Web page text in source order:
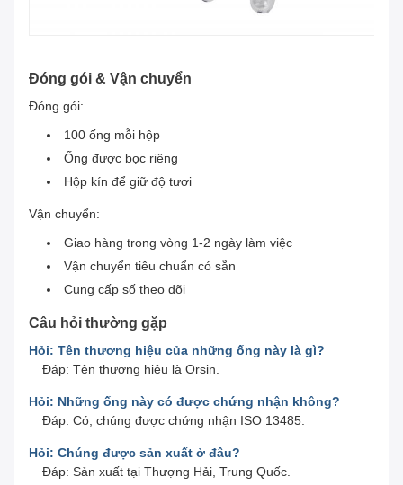
Đóng gói & Vận chuyển
Đóng gói:
100 ống mỗi hộp
Ống được bọc riêng
Hộp kín để giữ độ tươi
Vận chuyển:
Giao hàng trong vòng 1-2 ngày làm việc
Vận chuyển tiêu chuẩn có sẵn
Cung cấp số theo dõi
Câu hỏi thường gặp
Hỏi: Tên thương hiệu của những ống này là gì?
Đáp: Tên thương hiệu là Orsin.
Hỏi: Những ống này có được chứng nhận không?
Đáp: Có, chúng được chứng nhận ISO 13485.
Hỏi: Chúng được sản xuất ở đâu?
Đáp: Sản xuất tại Thượng Hải, Trung Quốc.